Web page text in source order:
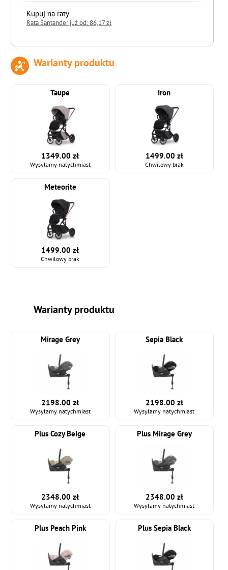
Kupuj na raty
Rata Santander już od: 86,17 zł
do koszyka
Warianty produktu
Taupe
1349.00 zł
Wysyłamy natychmiast
Iron
1499.00 zł
Chwilowy brak
Meteorite
1499.00 zł
Chwilowy brak
Warianty produktu
Mirage Grey
2198.00 zł
Wysyłamy natychmiast
Sepia Black
2198.00 zł
Wysyłamy natychmiast
Plus Cozy Beige
2348.00 zł
Wysyłamy natychmiast
Plus Mirage Grey
2348.00 zł
Wysyłamy natychmiast
Plus Peach Pink Plus Sepia Black